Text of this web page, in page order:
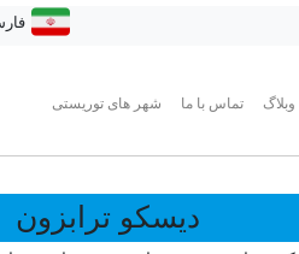
وبلاگ تماس با ما شهر های توریستی
دیسکو ترابزون